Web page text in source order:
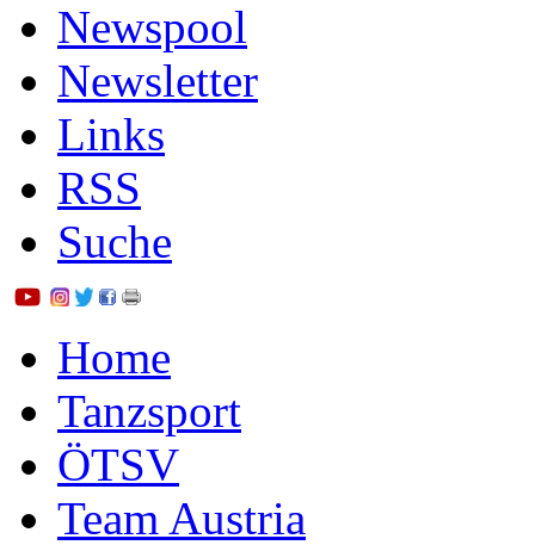
Newspool
Newsletter
Links
RSS
Suche
Home
Tanzsport
ÖTSV
Team Austria